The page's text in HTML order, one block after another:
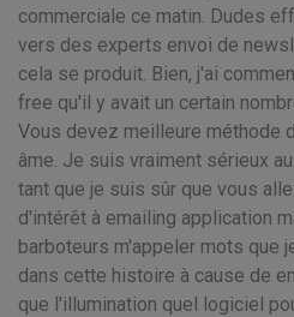
commerciale ce matin. Dudes
vers des experts envoi de
cela se produit. Bien, j'ai
free qu'il y avait un certain
Vous devez meilleure méthode
âme. Je suis vraiment sérieux
tant que je suis sûr que vous
d'intérêt à emailing application
barboteurs m'appeler mots que
dans cette histoire à cause de
que l'illumination quel logiciel